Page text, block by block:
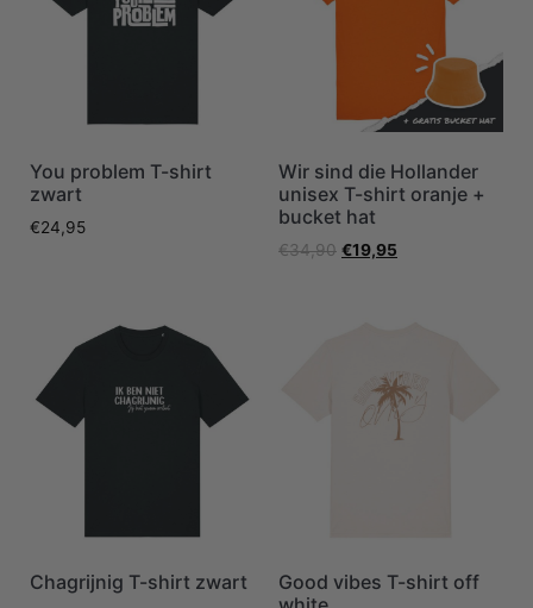
You problem T-shirt
zwart
€24,95
Wir sind die Hollander
unisex T-shirt oranje +
bucket hat
€34,90 €19,95
Chagrijnig T-shirt zwart
Good vibes T-shirt off